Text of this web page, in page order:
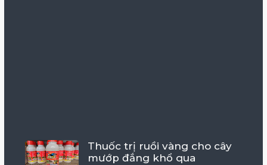
Thuốc trị ruồi vàng cho cây
mướp đắng khổ qua